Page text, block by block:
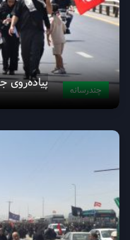
چندرسانه پیاده‌روی